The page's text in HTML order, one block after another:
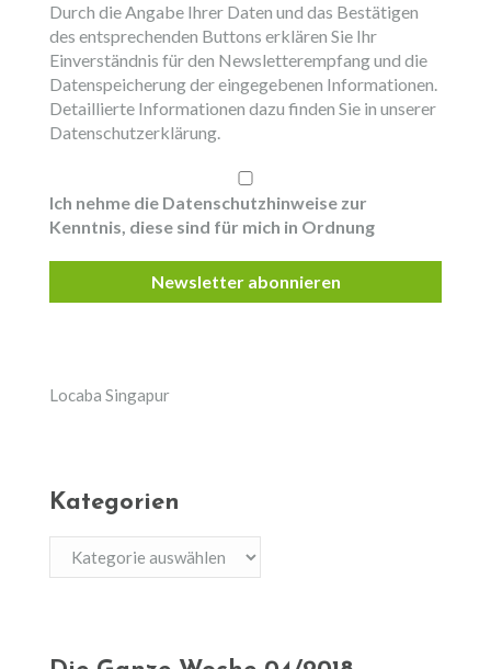
Adresse
*
Durch die Angabe Ihrer Daten und das Bestätigen
des entsprechenden Buttons erklären Sie Ihr
Einverständnis für den Newsletterempfang und die
Datenspeicherung der eingegebenen Informationen.
Detaillierte Informationen dazu finden Sie in unserer
Datenschutzerklärung.
Ich nehme die Datenschutzhinweise zur
Kenntnis, diese sind für mich in Ordnung
Locaba Singapur
Kategorien
Kategorien